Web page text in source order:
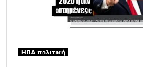
ΗΠΑ πολιτική